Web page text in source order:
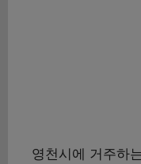
영천시에 거주하